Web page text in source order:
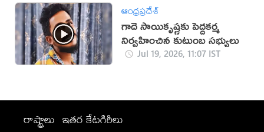
ఆంధ్రప్రదేశ్
గాదె సాయికృష్ణకు పెద్దకర్మ
నిర్వహించిన కుటుంబ సభ్యులు
Jul 19, 2026, 11:07 IST
రాష్ట్రాలు ఇతర కేటగిరీలు